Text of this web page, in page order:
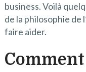
business. Voilà
de la philosophie
faire aider.